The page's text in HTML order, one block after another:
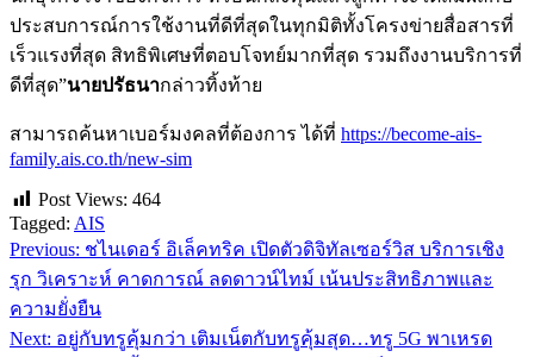
ประสบการณ์การใช้งานที่ดีที่สุดในทุกมิติทั้งโครงข่ายสื่อสารที่
เร็วแรงที่สุด สิทธิพิเศษที่ตอบโจทย์มากที่สุด รวมถึงงานบริการที่
ดีที่สุด”นายปรัธนากล่าวทิ้งท้าย
สามารถค้นหาเบอร์มงคลที่ต้องการ ได้ที่ https://become-ais-
family.ais.co.th/new-sim
Post Views: 464
Tagged: AIS
แนะแนว
เรื่อง
Previous: ชไนเดอร์ อิเล็คทริค เปิดตัวดิจิทัลเซอร์วิส บริการเชิง
รุก วิเคราะห์ คาดการณ์ ลดดาวน์ไทม์ เน้นประสิทธิภาพและ
ความยั่งยืน
Next: อยู่กับทรูคุ้มกว่า เติมเน็ตกับทรูคุ้มสุด…ทรู 5G พาเหรด